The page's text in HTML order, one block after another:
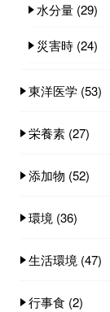
水分量 (29)
災害時 (24)
東洋医学 (53)
栄養素 (27)
添加物 (52)
環境 (36)
生活環境 (47)
行事食 (2)